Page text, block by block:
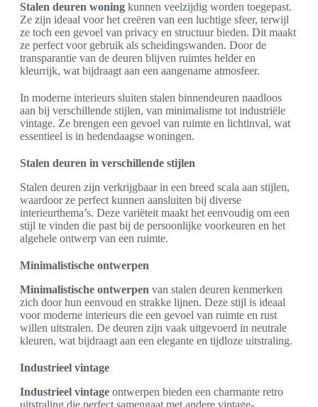
Stalen deuren woning kunnen veelzijdig worden toegepast.
Ze zijn ideaal voor het creëren van een luchtige sfeer, terwijl
ze toch een gevoel van privacy en structuur bieden. Dit maakt
ze perfect voor gebruik als scheidingswanden. Door de
transparantie van de deuren blijven ruimtes helder en
kleurrijk, wat bijdraagt aan een aangename atmosfeer.
In moderne interieurs sluiten stalen binnendeuren naadloos
aan bij verschillende stijlen, van minimalisme tot industriële
vintage. Ze brengen een gevoel van ruimte en lichtinval, wat
essentieel is in hedendaagse woningen.
Stalen deuren in verschillende stijlen
Stalen deuren zijn verkrijgbaar in een breed scala aan stijlen,
waardoor ze perfect kunnen aansluiten bij diverse
interieurthema’s. Deze variëteit maakt het eenvoudig om een
stijl te vinden die past bij de persoonlijke voorkeuren en het
algehele ontwerp van een ruimte.
Minimalistische ontwerpen
Minimalistische ontwerpen van stalen deuren kenmerken
zich door hun eenvoud en strakke lijnen. Deze stijl is ideaal
voor moderne interieurs die een gevoel van ruimte en rust
willen uitstralen. De deuren zijn vaak uitgevoerd in neutrale
kleuren, wat bijdraagt aan een elegante en tijdloze uitstraling.
Industrieel vintage
Industrieel vintage ontwerpen bieden een charmante retro
uitstraling die perfect samengaat met andere vintage-